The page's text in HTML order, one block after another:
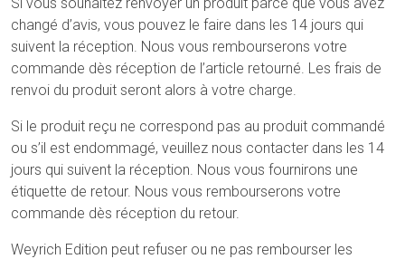
changé d’avis, vous pouvez le faire dans les 14 jours qui
suivent la réception. Nous vous rembourserons votre
commande dès réception de l’article retourné. Les frais de
renvoi du produit seront alors à votre charge.
Si le produit reçu ne correspond pas au produit commandé
ou s’il est endommagé, veuillez nous contacter dans les 14
jours qui suivent la réception. Nous vous fournirons une
étiquette de retour. Nous vous rembourserons votre
commande dès réception du retour.
Weyrich Edition peut refuser ou ne pas rembourser les